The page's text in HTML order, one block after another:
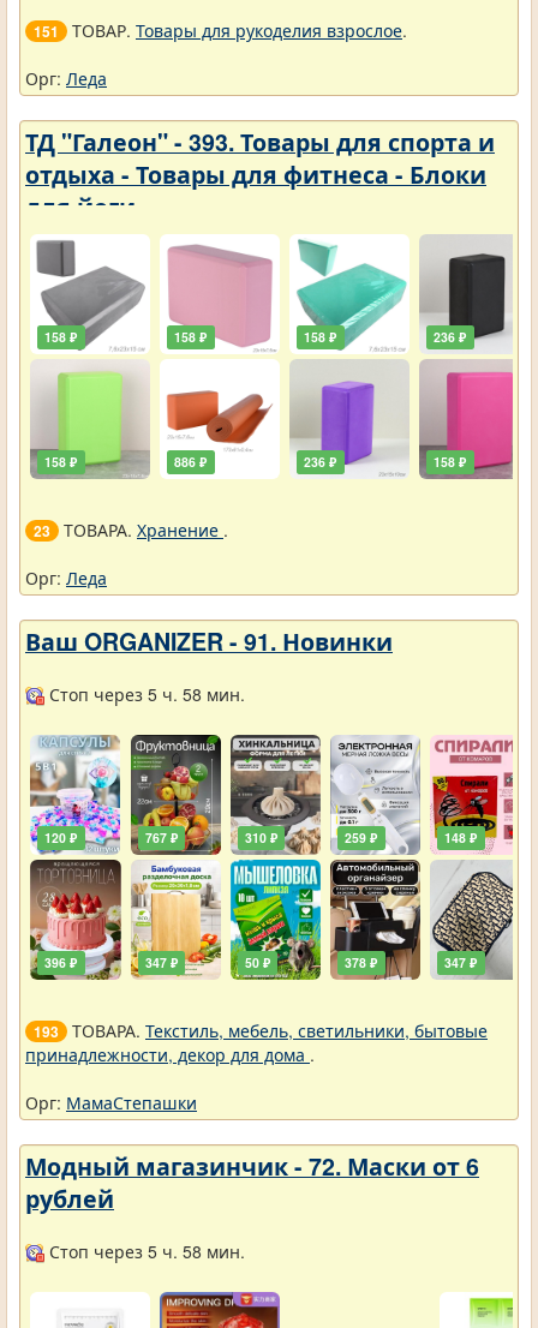
151 ТОВАР. Товары для рукоделия взрослое.
Орг: Леда
ТД "Галеон" - 393. Товары для спорта и
отдыха - Товары для фитнеса - Блоки
для йоги
158 ₽
158 ₽
158 ₽
886 ₽
158 ₽
236 ₽
236 ₽
158 ₽
23 ТОВАРА. Хранение .
Орг: Леда
Ваш ORGANIZER - 91. Новинки
Стоп через 5 ч. 58 мин.
120 ₽
396 ₽
767 ₽
347 ₽
310 ₽
50 ₽
259 ₽
378 ₽
148 ₽
347 ₽
193 ТОВАРА. Текстиль, мебель, светильники, бытовые
принадлежности, декор для дома .
Орг: МамаСтепашки
Модный магазинчик - 72. Маски от 6
рублей
Стоп через 5 ч. 58 мин.